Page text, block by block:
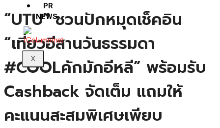
PR
NEWS
X
“UTU” ชวนปักหมุดเช็คอิน
“เที่ยวอีสานวันธรรมดา
#COOLคักมักอีหลี” พร้อมรับ
Cashback จัดเต็ม แถมให้
คะแนนสะสมพิเศษเพียบ